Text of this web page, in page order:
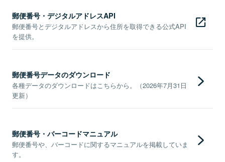
郵便番号・デジタルアドレスAPI
郵便番号とデジタルアドレスから住所を取得できる公式API
を提供。
郵便番号データのダウンロード
各種データのダウンロードはこちらから。（2026年7月31日
更新）
郵便番号・バーコードマニュアル
郵便番号や、バーコードに関するマニュアルを掲載していま
す。